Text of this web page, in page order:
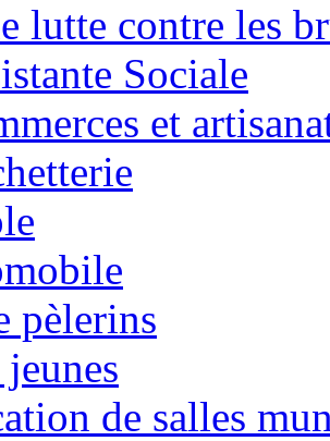
lutte contre les
Sociale
et
pèlerins
de salles